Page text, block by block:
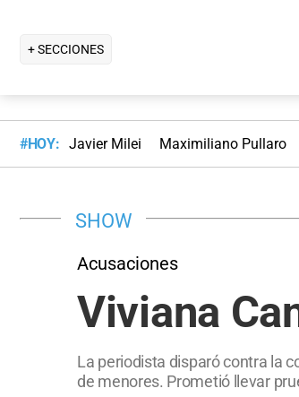
+ SECCIONES
#HOY: Javier Milei Maximiliano Pullaro
SHOW
Acusaciones
Viviana
La periodista disparó contra la
de menores. Prometió llevar